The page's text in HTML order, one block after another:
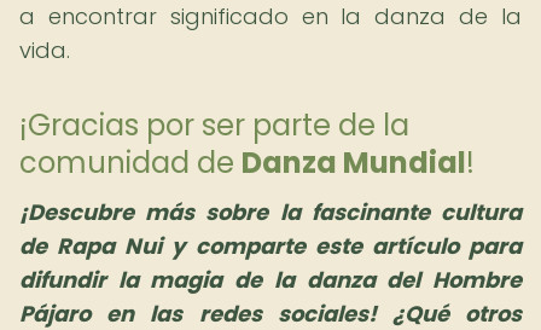
a encontrar significado en la danza de la
vida.
¡Gracias por ser parte de la
comunidad de Danza Mundial!
¡Descubre más sobre la fascinante cultura
de Rapa Nui y comparte este artículo para
difundir la magia de la danza del Hombre
Pájaro en las redes sociales! ¿Qué otros